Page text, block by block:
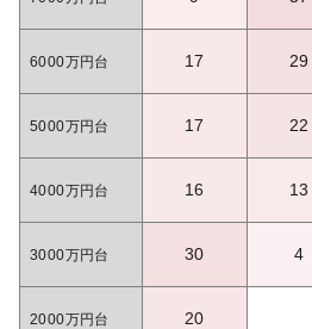
6000万円台 17 29
5000万円台 17 22
4000万円台 16 13
3000万円台 30 4
2000万円台 20